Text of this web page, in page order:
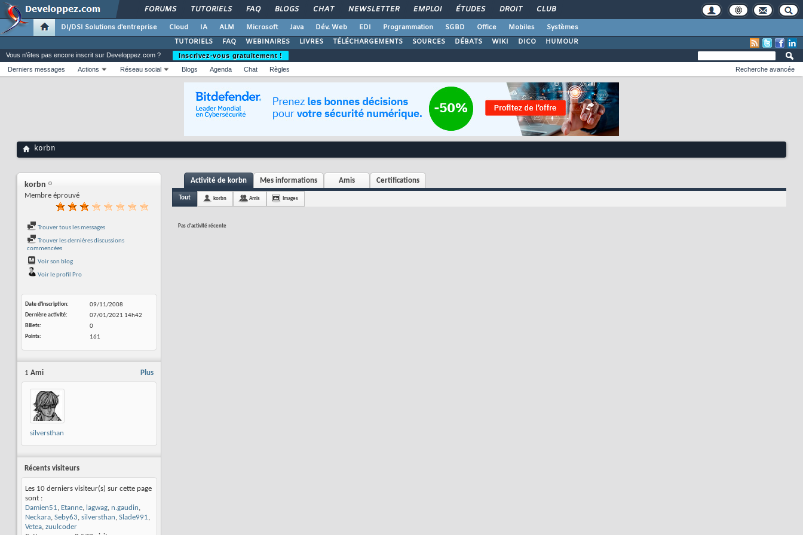
FORUMS TUTORIELS FAQ BLOGS CHAT NEWSLETTER EMPLOI ÉTUDES DROIT CLUB
DI/DSI Solutions d'entreprise Cloud IA ALM Microsoft Java Dév. Web EDI Programmation SGBD Office Mobiles
Systèmes
TUTORIELS
FAQ WEBINAIRES LIVRES TÉLÉCHARGEMENTS SOURCES DÉBATS WIKI DICO HUMOUR
Vous n'êtes pas encore inscrit sur Developpez.com ?
Inscrivez-vous gratuitement !
Derniers messages
Actions Réseau social Blogs Agenda Chat Règles Recherche avancée
korbn
korbn
Membre éprouvé
Trouver tous les messages
Trouver les dernières discussions
commencées
Voir son blog
Voir le profil Pro
Date d'inscription
09/11/2008
Dernière activité
07/01/2021 14h42
Billets
0
Points
161
Plus
1 Ami
silversthan
Récents visiteurs
Les 10 derniers visiteur(s) sur cette page
sont :
Damien51, Etanne, lagwag, n.gaudin,
Neckara, Seby63, silversthan, Slade991,
Vetea, zuulcoder
Activité de korbn Mes informations Amis Certifications
Tout korbn Amis Images
Pas d'activité récente